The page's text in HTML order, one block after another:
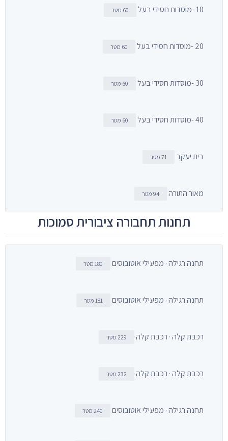
10 -מוסדות חסידי בעל 60 מטר
20 -מוסדות חסידי בעל 60 מטר
30 -מוסדות חסידי בעל 60 מטר
40 -מוסדות חסידי בעל 60 מטר
בית יעקב 71 מטר
מאור התורה 94 מטר
תחנות תחבורה ציבורית סמוכות
תחנה רגילה · מפעילי אוטובוסים 180 מטר
תחנה רגילה · מפעילי אוטובוסים 181 מטר
רכבת קלה · רכבת קלה 229 מטר
רכבת קלה · רכבת קלה 232 מטר
תחנה רגילה · מפעילי אוטובוסים 240 מטר